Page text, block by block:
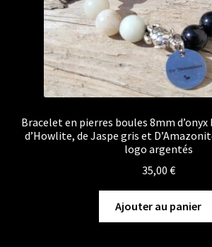
Bracelet en pierres boules 8mm
d’Howlite, de Jaspe gris et
logo argentés
35,00 €
Ajouter au panier